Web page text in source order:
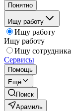
Понятно
Ищу работу
Ищу работу
Ищу работу
Ищу сотрудника
Сервисы
Помощь
Ещё
Поиск
Арамиль